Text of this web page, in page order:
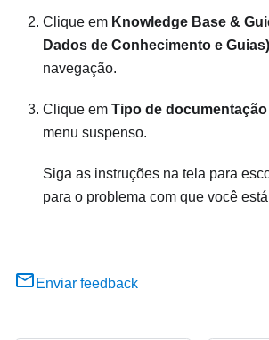
Clique em Knowledge Base &
Dados de Conhecimento e Guias)
navegação.
Clique em Tipo de documentação
menu suspenso.
Siga as instruções na tela para
para o problema com que você
Enviar feedback